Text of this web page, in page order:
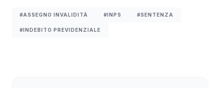
#ASSEGNO INVALIDITÀ #INPS #SENTENZA
#INDEBITO PREVIDENZIALE